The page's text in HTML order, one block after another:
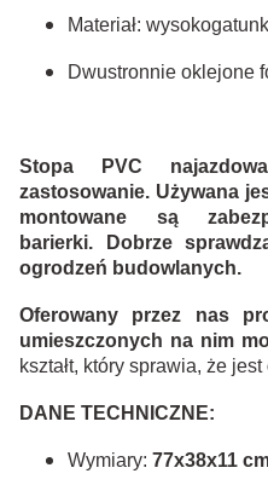
Materiał:
Dwustronnie oklejone
Stopa PVC
zastosowanie. Używana
montowane są
barierki.
Dobrze
ogrodzeń budowlanych.
Oferowany przez nas
umieszczonych na nim
kształt, który sprawia, że jest
DANE TECHNICZNE:
Wymiary: 77x38x11